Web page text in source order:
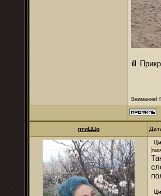
Внимание!
птиЦЦо